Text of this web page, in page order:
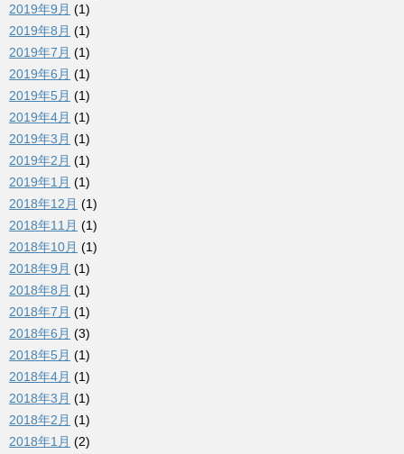
2019年9月 (1)
2019年8月 (1)
2019年7月 (1)
2019年6月 (1)
2019年5月 (1)
2019年4月 (1)
2019年3月 (1)
2019年2月 (1)
2019年1月 (1)
2018年12月 (1)
2018年11月 (1)
2018年10月 (1)
2018年9月 (1)
2018年8月 (1)
2018年7月 (1)
2018年6月 (3)
2018年5月 (1)
2018年4月 (1)
2018年3月 (1)
2018年2月 (1)
2018年1月 (2)